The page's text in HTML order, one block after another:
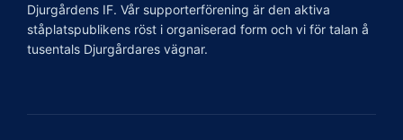
Djurgårdens IF. Vår supporterförening är den aktiva
ståplatspublikens röst i organiserad form och vi för talan å
tusentals Djurgårdares vägnar.